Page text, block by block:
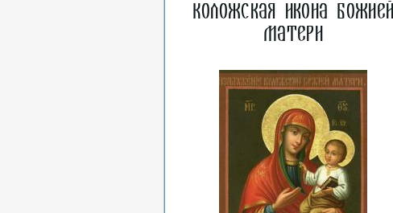
Коложская икона
Матери